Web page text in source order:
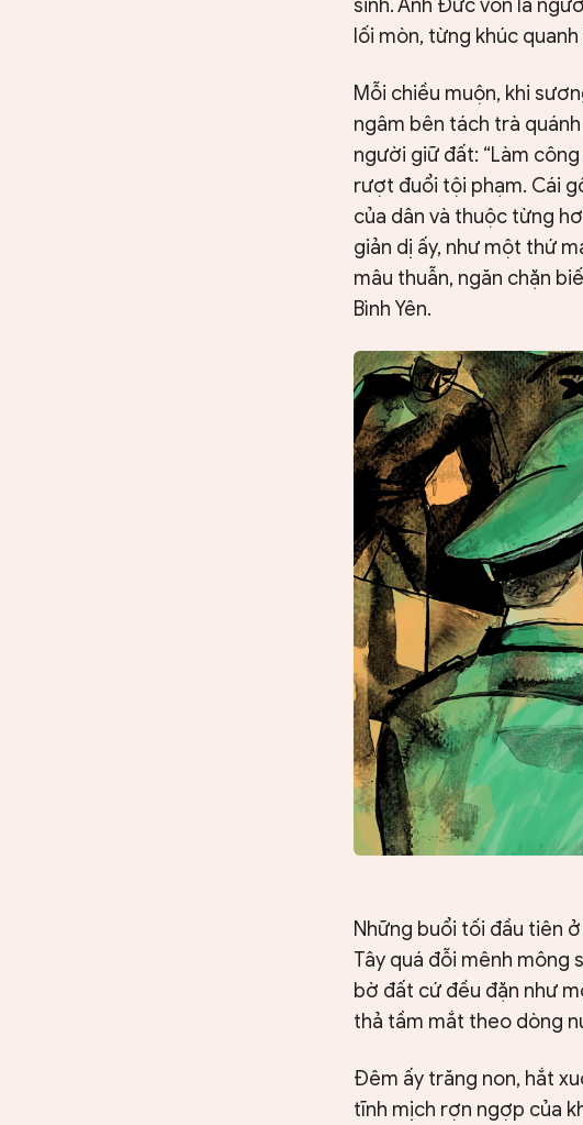
sinh. Anh Đức vốn là
lối mòn, từng khúc
Mỗi chiều muộn, khi
ngâm bên tách trà
người giữ đất: “Làm
rượt đuổi tội phạm. Cái
của dân và thuộc từng
giản dị ấy, như một thứ
mâu thuẫn, ngăn chặn
Bình Yên.
Những buổi tối đầu tiên
Tây quá đỗi mênh mông
bờ đất cứ đều đặn như
thả tầm mắt theo dòng
Đêm ấy trăng non, hắt
tĩnh mịch rợn ngợp của